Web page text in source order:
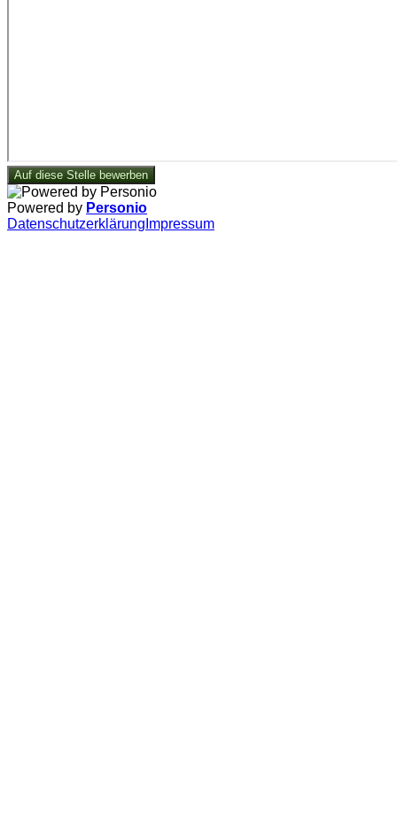
Auf diese Stelle bewerben
Powered by Personio
Datenschutzerklärung Impressum